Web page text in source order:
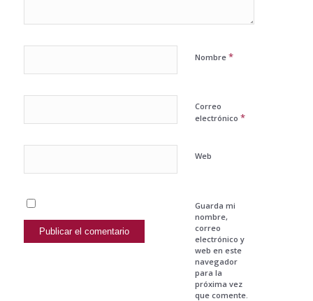
Nombre *
Correo
electrónico *
Web
Guarda mi
nombre,
correo
electrónico y
web en este
navegador
para la
próxima vez
que comente.